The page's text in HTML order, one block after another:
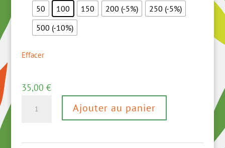
50 100 150 200 (-5%)
250 (-5%)
500 (-10%)
Effacer
35,00 €
Ajouter au panier